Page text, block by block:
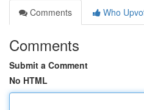
Comments
Who
Comments
Submit a Comment
No HTML